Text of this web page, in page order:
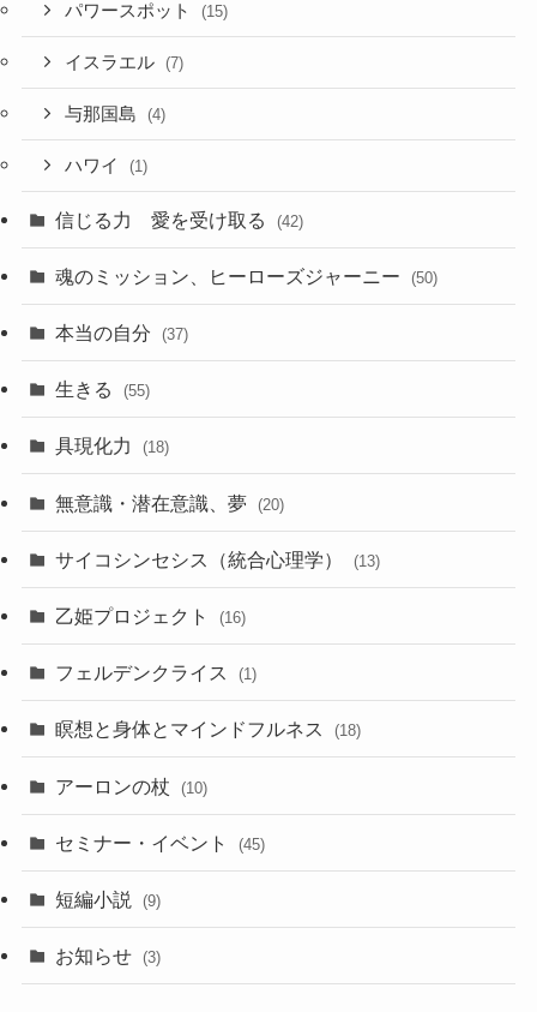
パワースポット (15)
イスラエル (7)
与那国島 (4)
ハワイ (1)
信じる力 愛を受け取る (42)
魂のミッション、ヒーローズジャーニー (50)
本当の自分 (37)
生きる (55)
具現化力 (18)
無意識・潜在意識、夢 (20)
サイコシンセシス（統合心理学） (13)
乙姫プロジェクト (16)
フェルデンクライス (1)
瞑想と身体とマインドフルネス (18)
アーロンの杖 (10)
セミナー・イベント (45)
短編小説 (9)
お知らせ (3)